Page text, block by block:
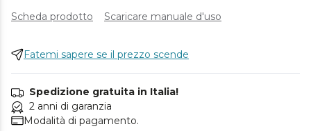
Scheda prodotto Scaricare manuale d'uso
Fatemi sapere se il prezzo scende
Spedizione gratuita in Italia!
2 anni di garanzia
Modalità di pagamento.